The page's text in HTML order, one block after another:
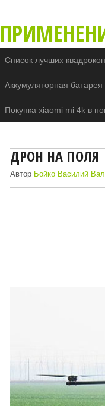
Список лучших
Аккумуляторная
Покупка xiaomi mi 4k в
ДРОН НА ПОЛЯ
Автор Бойко Василий